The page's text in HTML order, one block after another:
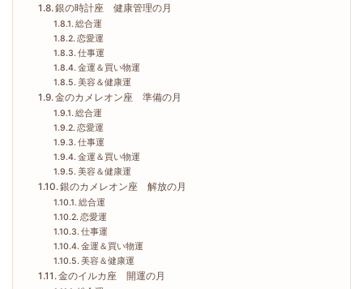
銀の時計座 健康管理の月
総合運
恋愛運
仕事運
金運＆買い物運
美容＆健康運
金のカメレオン座 準備の月
総合運
恋愛運
仕事運
金運＆買い物運
美容＆健康運
銀のカメレオン座 解放の月
総合運
恋愛運
仕事運
金運＆買い物運
美容＆健康運
金のイルカ座 開運の月